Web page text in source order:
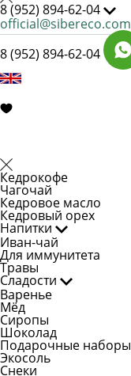
8 (952) 894-62-04
official@sibereco.com
8 (952) 894-62-04
Кедрокофе
Чагочай
Кедровое масло
Кедровый орех
Напитки
Иван-чай
Для иммунитета
Травы
Сладости
Варенье
Мёд
Сиропы
Шоколад
Подарочные наборы
Экосоль
Снеки